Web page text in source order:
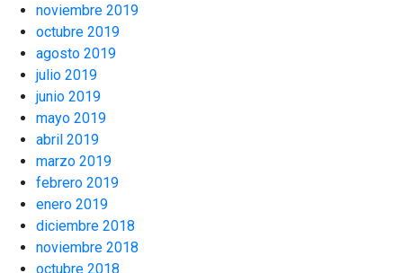
noviembre 2019
octubre 2019
agosto 2019
julio 2019
junio 2019
mayo 2019
abril 2019
marzo 2019
febrero 2019
enero 2019
diciembre 2018
noviembre 2018
octubre 2018